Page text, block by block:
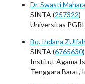
Dr. Swasti
SINTA (257322)
Universitas
Bq. Indana
SINTA (6765630)
Institut Agama
Tenggara Barat,